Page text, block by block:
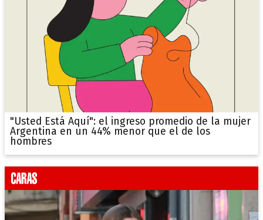
"Usted Está Aquí": el ingreso promedio de la mujer
Argentina en un 44% menor que el de los
hombres